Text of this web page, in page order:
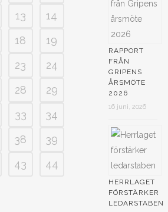
13
14
18
19
23
24
28
29
33
34
38
39
43
44
RAPPORT
FRÅN
GRIPENS
ÅRSMÖTE
2026
16 juni, 2026
HERRLAGET
FÖRSTÄRKER
LEDARSTABEN